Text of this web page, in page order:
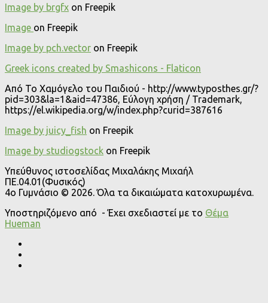
Image by brgfx on Freepik
Image on Freepik
Image by pch.vector on Freepik
Greek icons created by Smashicons - Flaticon
Από Το Χαμόγελο του Παιδιού - http://www.typosthes.gr/?
pid=303&la=1&aid=47386, Εύλογη χρήση / Trademark,
https://el.wikipedia.org/w/index.php?curid=387616
Image by juicy_fish on Freepik
Image by studiogstock on Freepik
Υπεύθυνος ιστοσελίδας Μιχαλάκης Μιχαήλ
ΠΕ.04.01(Φυσικός)
4o Γυμνάσιο © 2026. Όλα τα δικαιώματα κατοχυρωμένα.
Υποστηριζόμενο από - Έχει σχεδιαστεί με το Θέμα
Ηueman